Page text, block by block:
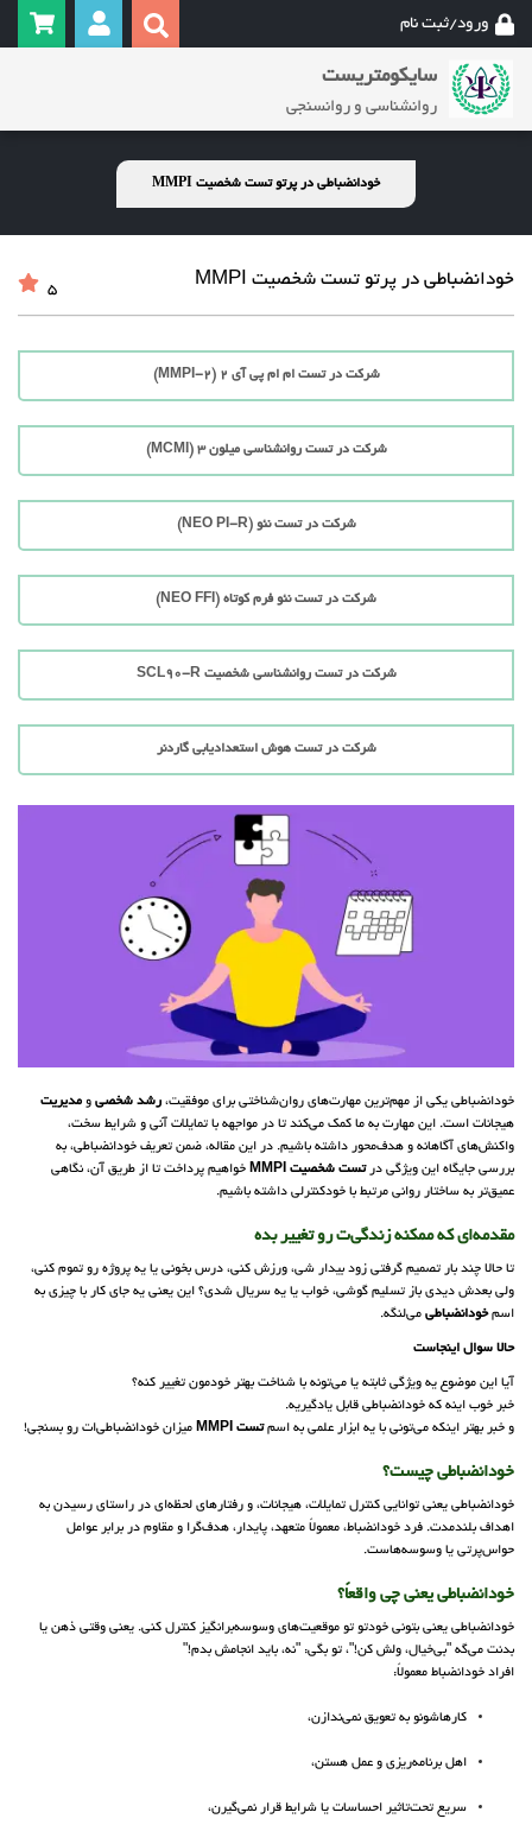
ورود/ثبت نام
سایکومتریست
روانشناسی و روانسنجی
خودانضباطی در پرتو تست شخصیت MMPI
خودانضباطی در پرتو تست شخصیت MMPI 5
شرکت در تست ام ام پی آی 2 (MMPI-2)
شرکت در تست روانشناسی میلون 3 (MCMI)
شرکت در تست نئو (NEO PI-R)
شرکت در تست نئو فرم کوتاه (NEO FFI)
شرکت در تست روانشناسی شخصیت SCL90-R
شرکت در تست هوش استعدادیابی گاردنر
خودانضباطی یکی از مهم‌ترین مهارت‌های روان‌شناختی برای موفقیت، رشد شخصی و مدیریت
هیجانات است. این مهارت به ما کمک می‌کند تا در مواجهه با تمایلات آنی و شرایط سخت،
واکنش‌های آگاهانه و هدف‌محور داشته باشیم. در این مقاله، ضمن تعریف خودانضباطی، به
بررسی جایگاه این ویژگی در تست شخصیت MMPI خواهیم پرداخت تا از طریق آن، نگاهی
عمیق‌تر به ساختار روانی مرتبط با خودکنترلی داشته باشیم.
مقدمه‌ای که ممکنه زندگی‌ت رو تغییر بده
تا حالا چند بار تصمیم گرفتی زود بیدار شی، ورزش کنی، درس بخونی یا یه پروژه رو تموم کنی،
ولی بعدش دیدی باز تسلیم گوشی، خواب یا یه سریال شدی؟ این یعنی یه جای کار با چیزی به
اسمخودانضباطی می‌لنگه.
حالا سوال اینجاست
آیا این موضوع یه ویژگی ثابته یا می‌تونه با شناخت بهتر خودمون تغییر کنه؟
خبر خوب اینه که خودانضباطی قابل یادگیریه.
و خبر بهتر اینکه می‌تونی با یه ابزار علمی به اسمتست MMPI میزان خودانضباطی‌ات رو بسنجی!
خودانضباطی چیست؟
خودانضباطی یعنی توانایی کنترل تمایلات، هیجانات، و رفتارهای لحظه‌ای در راستای رسیدن به
اهداف بلندمدت. فرد خودانضباط، معمولاً متعهد، پایدار، هدف‌گرا و مقاوم در برابر عوامل
حواس‌پرتی یا وسوسه‌هاست.
خودانضباطی یعنی چی واقعاً؟
خودانضباطی یعنی بتونی خودتو تو موقعیت‌های وسوسه‌برانگیز کنترل کنی. یعنی وقتی ذهن یا
بدنت می‌گه "بی‌خیال، ولش کن!"، تو بگی: "نه، باید انجامش بدم!"
افراد خودانضباط معمولاً:
کارهاشونو به تعویق نمی‌ندازن،
اهل برنامه‌ریزی و عمل هستن،
سریع تحت‌تاثیر احساسات یا شرایط قرار نمی‌گیرن،